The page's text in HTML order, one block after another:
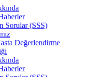
Sorular (SSS)
Değerlendirme